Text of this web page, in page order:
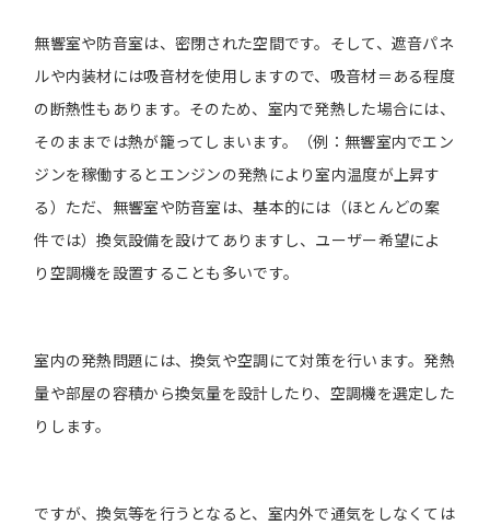
無響室や防音室は、密閉された空間です。そして、遮音パネ
ルや内装材には吸音材を使用しますので、吸音材＝ある程度
の断熱性もあります。そのため、室内で発熱した場合には、
そのままでは熱が籠ってしまいます。（例：無響室内でエン
ジンを稼働するとエンジンの発熱により室内温度が上昇す
る）ただ、無響室や防音室は、基本的には（ほとんどの案
件では）換気設備を設けてありますし、ユーザー希望によ
り空調機を設置することも多いです。
室内の発熱問題には、換気や空調にて対策を行います。発熱
量や部屋の容積から換気量を設計したり、空調機を選定した
りします。
ですが、換気等を行うとなると、室内外で通気をしなくては